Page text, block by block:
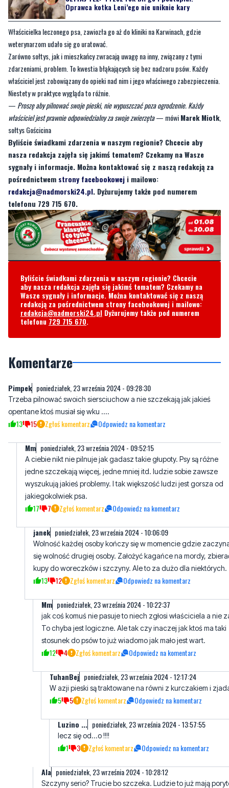
weterynarzom udało się go uratować.
Zarówno sołtys, jak i mieszkańcy zwracają uwagę na inny, związany z tymi
zdarzeniami, problem. To kwestia błąkających się bez nadzoru psów. Każdy
właściciel jest zobowiązany do opieki nad nim i jego właściwego zabezpieczenia.
Niestety w praktyce wygląda to różnie.
—Proszę aby pilnować swoje pieski, nie wypuszczać poza ogrodzenie. Każdy
właściciel jest prawnie odpowiedzialny za swoje zwierzęta— mówiMarek Miotk
sołtys Gościcina
Byliście świadkami zdarzenia w naszym regionie? Chcecie aby
nasza redakcja zajęła się jakimś tematem? Czekamy na Wasze
sygnały i informacje. Można kontaktować się z naszą redakcją za
pośrednictwemstrony facebookoweji mailowo:
redakcja@nadmorski24.pl. Dyżurujemy także pod numerem
telefonu 729 715 670.
Byliście świadkami zdarzenia w naszym regionie? Chcecie
aby nasza redakcja zajęła się jakimś tematem? Czekamy na
Wasze sygnały i informacje. Można kontaktować się z naszą
redakcja@nadmorski24.plDyżurujemy także pod numerem
telefonu729 715 670.
Komentarze
Trzeba pilnować swoich siersciuchow a nie szczekają jak jakieś
13 15 Zgłoś komentarz Odpowiedz na komentarz
Mm poniedziałek, 23 września 2024 - 09:52:15
A ciebie nikt nie pilnuje jak gadasz takie głupoty. Psy są różne
wyszukują jakieś problemy. I tak większość ludzi jest gorsza od
jakiegokolwiek psa.
17 7 Zgłoś komentarz Odpowiedz na komentarz
janek poniedziałek, 23 września 2024 - 10:06:09
Wolność każdej osoby kończy się w momencie gdzie
kupy do woreczków i szczyny. Ale to za dużo dla niektórych.
13 12 Zgłoś komentarz Odpowiedz na komentarz
Mm poniedziałek, 23 września 2024 - 10:22:37
jak coś komuś nie pasuje to niech zgłosi właściciela a nie
stosunek do psów to już wiadomo jak mało jest wart.
12 4 Zgłoś komentarz Odpowiedz na komentarz
TuhanBej poniedziałek, 23 września 2024 - 12:17:24
W azji pieski są traktowane na równi z kurczakiem i
Luzino ... poniedziałek, 23 września 2024 - 13:57:55
lecz się od...o !!!!
poniedziałek, 23 września 2024 - 10:28:12
Szczyny serio? Trucie bo szczeka. Ludzie to już mają
czy to nie on
10 7 Zgłoś komentarz Odpowiedz na komentarz